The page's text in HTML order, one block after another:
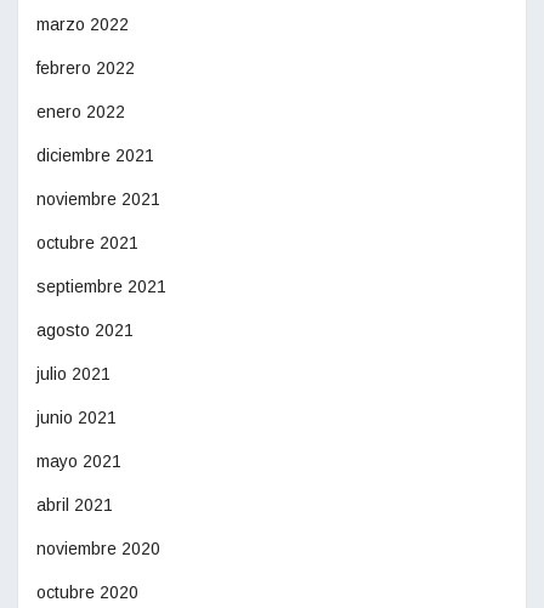
marzo 2022
febrero 2022
enero 2022
diciembre 2021
noviembre 2021
octubre 2021
septiembre 2021
agosto 2021
julio 2021
junio 2021
mayo 2021
abril 2021
noviembre 2020
octubre 2020